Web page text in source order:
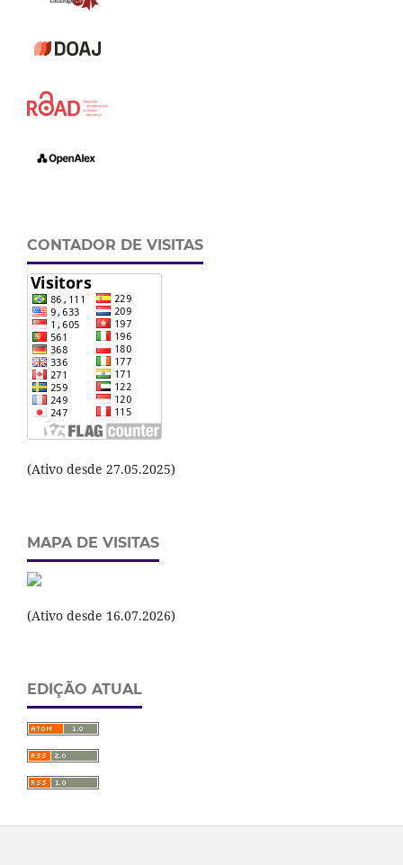
CONTADOR DE VISITAS
(Ativo desde 27.05.2025)
MAPA DE VISITAS
(Ativo desde 16.07.2026)
EDIÇÃO ATUAL